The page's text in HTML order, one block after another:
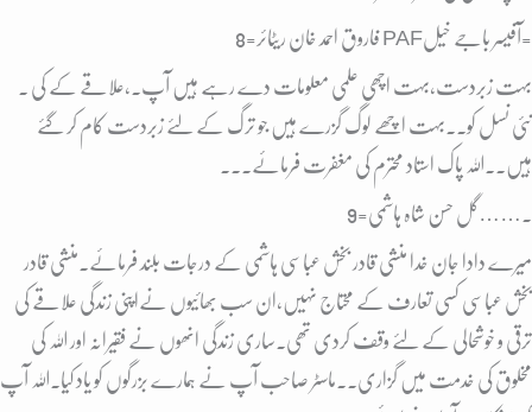
8=فاروق احمد خان ریٹائر PAFآفیسر باجے خیل=
بہت زبردست،بہت اچھی علمی معلومات دے رہے ہیں آپ۔،علاقے کے کی ۔
نئی نسل کو۔۔بہت اچھے لوگ گزرے ہیں جو ترگ کے لئے زبردست کام کر گئے
ہیں۔۔ اللہ پاک استاد محترم کی مغفرت فرمائے۔۔۔
میرے دادا جان خدا منشی قادر بخش عباسی ہاشمی کے درجات بلند فرمائے۔منشی قادر
بخش عباسی کسی تعارف کے محتاج نہیں،ان سب بھائیوں نےاپنی زندگی علاقے کی
ترقی و خوشحالی کے لئے وقف کردی تھی۔ساری زندگی انھوں نے فقیرانہ اور اللہ کی
مخلوق کی خدمت میں گزاری۔۔ ماسٹر صاحب آپ نے ہمارے بزرگوں کو یاد کیا۔اللہ آپ